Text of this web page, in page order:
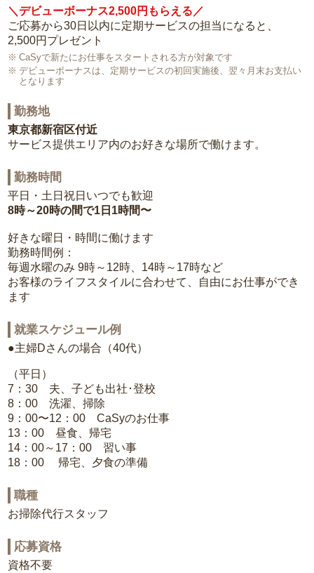
＼デビューボーナス2,500円もらえる／
ご応募から30日以内に定期サービスの担当になると、
2,500円プレゼント
CaSyで新たにお仕事をスタートされる方が対象です
デビューボーナスは、定期サービスの初回実施後、翌々月末お支払い
となります
勤務地
東京都新宿区付近
サービス提供エリア内のお好きな場所で働けます。
勤務時間
平日・土日祝日いつでも歓迎
8時～20時の間で1日1時間〜
好きな曜日・時間に働けます
勤務時間例：
毎週水曜のみ 9時～12時、14時～17時など
お客様のライフスタイルに合わせて、自由にお仕事ができ
ます
就業スケジュール例
●主婦Dさんの場合（40代）
（平日）
7：30 夫、子ども出社･登校
8：00 洗濯、掃除
9：00〜12：00 CaSyのお仕事
13：00 昼食、帰宅
14：00～17：00 習い事
18：00 帰宅、夕食の準備
職種
お掃除代行スタッフ
応募資格
資格不要